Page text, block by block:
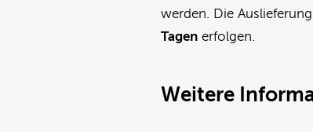
werden. Die
Tagen erfolgen.
Weitere